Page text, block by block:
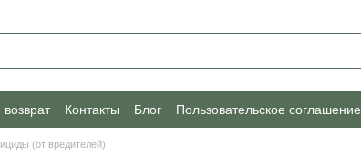
Контакты Блог Пользовательское соглашение
(от вредителей)